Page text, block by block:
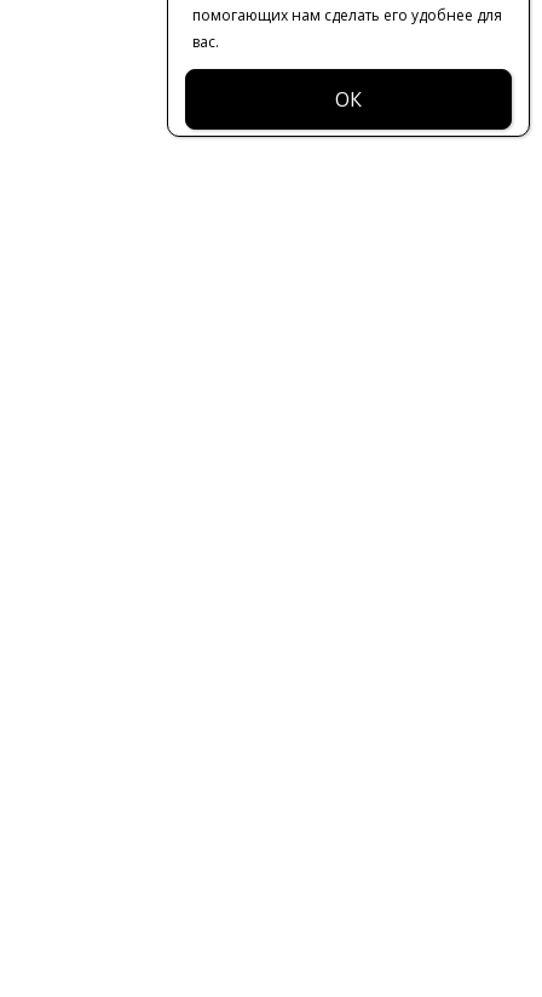
помогающих нам сделать его удобнее для
вас.